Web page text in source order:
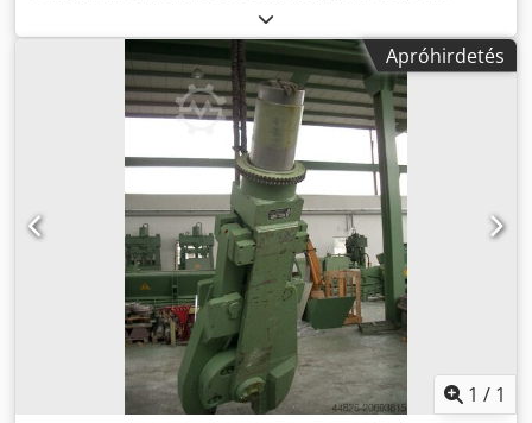
Ausztria Dodpfx Aioxy Hbxe Hjwa Azonnal elérhető
Apróhirdetés
1 / 1